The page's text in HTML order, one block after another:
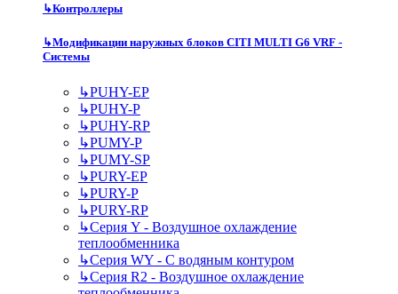
↳Контроллеры
↳Модификации наружных блоков CITI MULTI G6 VRF -
Системы
↳PUHY-EP
↳PUHY-P
↳PUHY-RP
↳PUMY-P
↳PUMY-SP
↳PURY-EP
↳PURY-P
↳PURY-RP
↳Серия Y - Воздушное охлаждение
теплообменника
↳Серия WY - С водяным контуром
↳Серия R2 - Воздушное охлаждение